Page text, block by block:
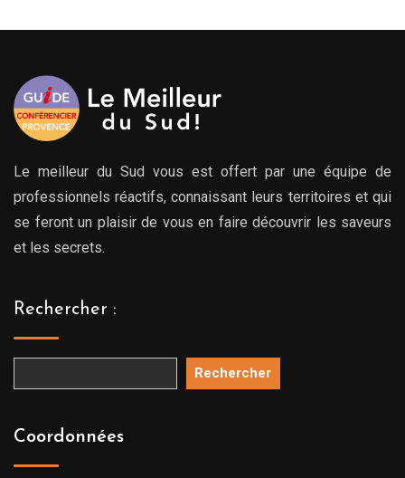
à
Le meilleur du Sud vous est offert par une équipe de
professionnels réactifs, connaissant leurs territoires et qui
se feront un plaisir de vous en faire découvrir les saveurs
et les secrets.
Rechercher :
Rechercher
Coordonnées